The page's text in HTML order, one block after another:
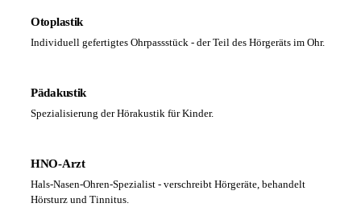
Otoplastik
Individuell gefertigtes Ohrpassstück - der Teil des Hörgeräts im Ohr.
Pädakustik
Spezialisierung der Hörakustik für Kinder.
HNO-Arzt
Hals-Nasen-Ohren-Spezialist - verschreibt Hörgeräte, behandelt
Hörsturz und Tinnitus.